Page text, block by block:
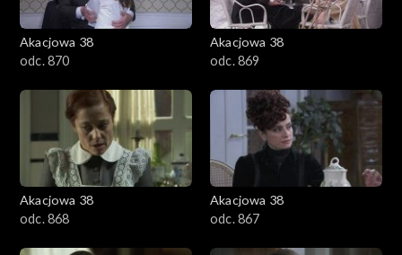
Akacjowa 38
odc. 870
Akacjowa 38
odc. 869
Akacjowa 38
odc. 868
Akacjowa 38
odc. 867